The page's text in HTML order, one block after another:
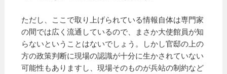
ただし、ここで取り上げられている情報自体は専門家
の間では広く流通しているので、まさか大使館員が知
らないということはないでしょう。しかし官邸の上の
方の政策判断に現場の認識が十分に生かされていない
可能性もありますし、現場そのものが兵站の制約など